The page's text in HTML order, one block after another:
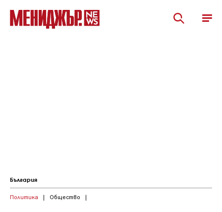
България
Политика | Общество |